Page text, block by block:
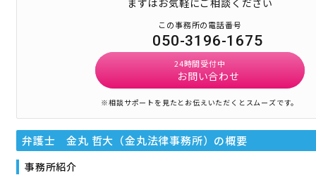
まずはお気軽にご相談ください
この事務所の電話番号
050-3196-1675
24時間受付中
お問い合わせ
※相談サポートを見たとお伝えいただくとスムーズです。
弁護士 金丸 哲大（金丸法律事務所） の概要
事務所紹介